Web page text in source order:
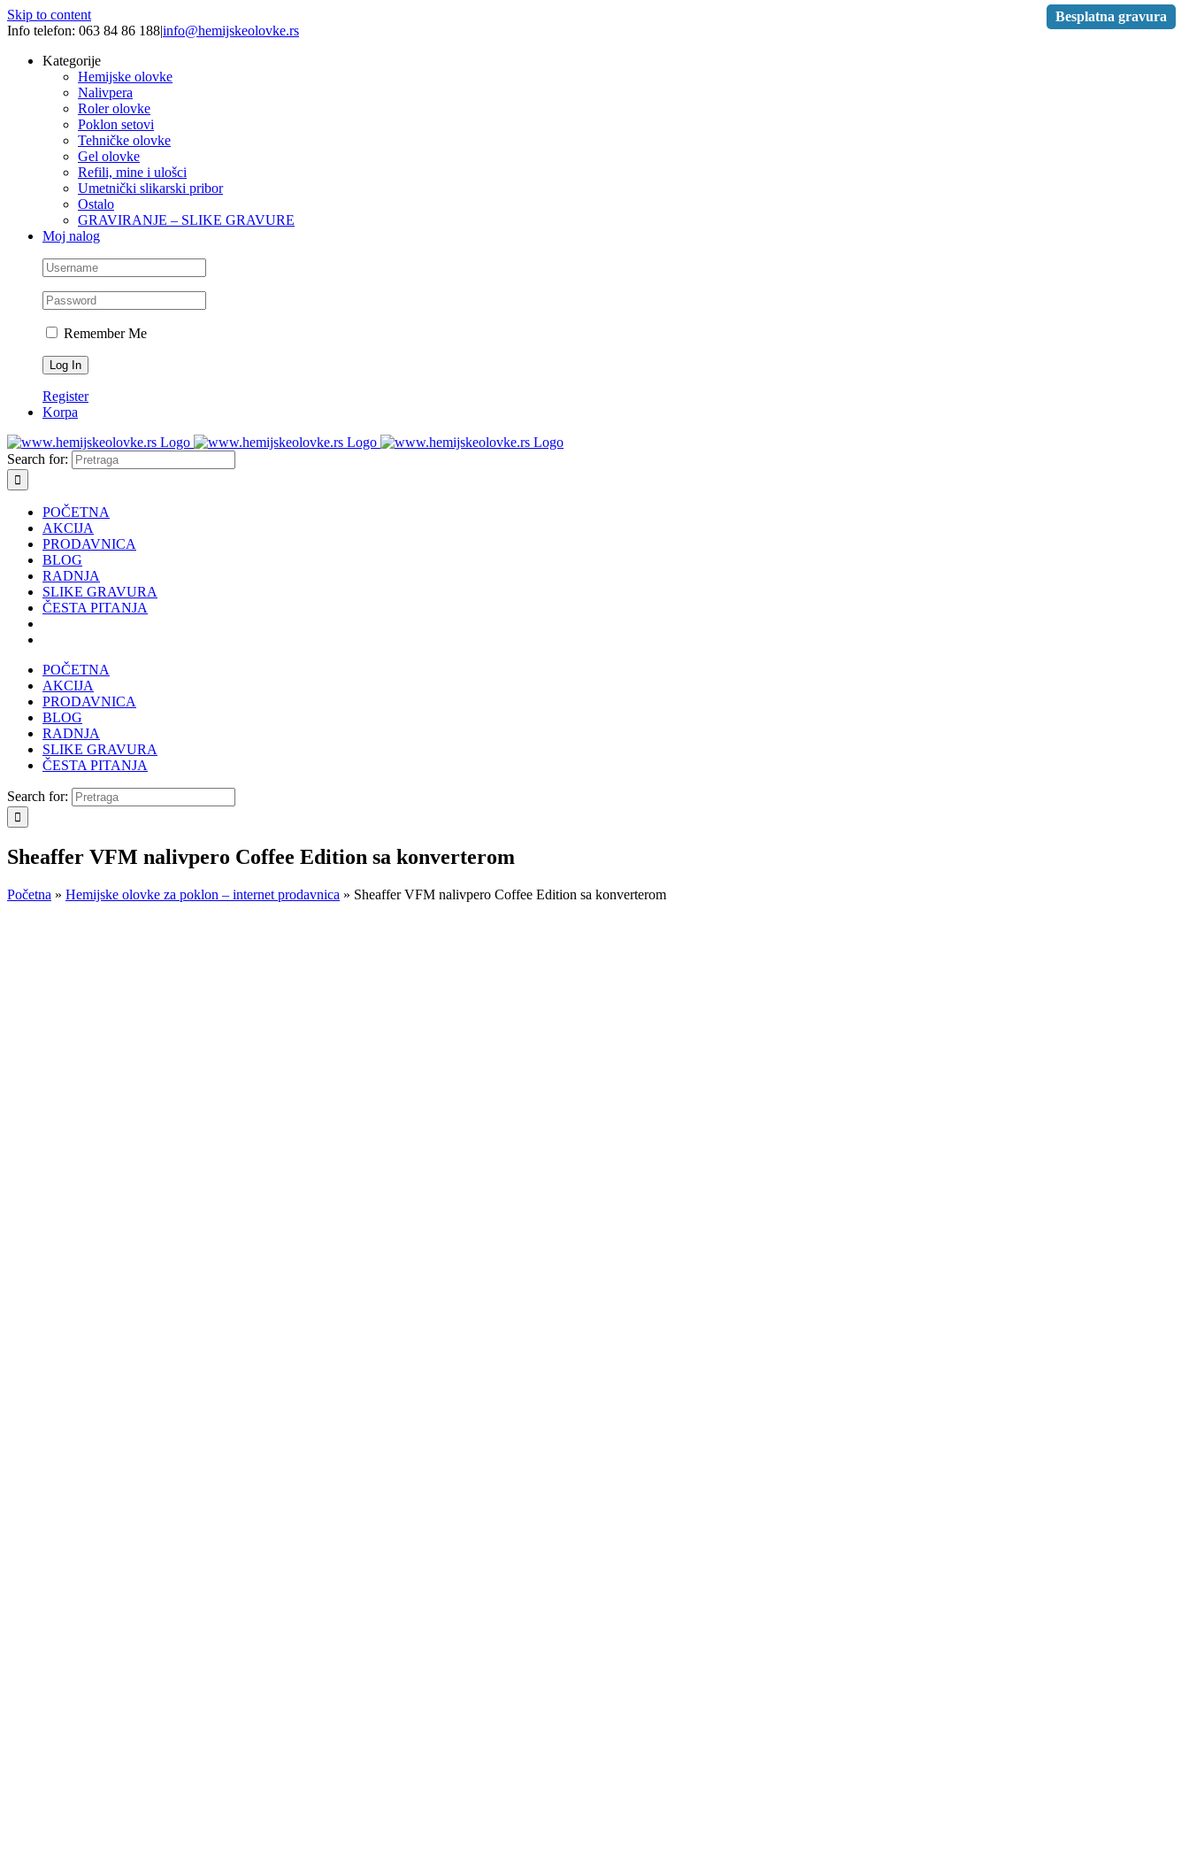
Skip to content
Info telefon: 063 84 86 188|info@hemijskeolovke.rs
Kategorije
Hemijske olovke
Nalivpera
Roler olovke
Poklon setovi
Tehničke olovke
Gel olovke
Refili, mine i ulošci
Umetnički slikarski pribor
Ostalo
GRAVIRANJE – SLIKE GRAVURE
Moj nalog
Remember Me
Register
Korpa
Search for:
POČETNA
AKCIJA
PRODAVNICA
BLOG
RADNJA
SLIKE GRAVURA
ČESTA PITANJA
POČETNA
AKCIJA
PRODAVNICA
BLOG
RADNJA
SLIKE GRAVURA
ČESTA PITANJA
Search for:
Sheaffer VFM nalivpero Coffee Edition sa konverterom
Početna » Hemijske olovke za poklon – internet prodavnica » Sheaffer VFM nalivpero Coffee Edition sa konverterom
Besplatna gravura